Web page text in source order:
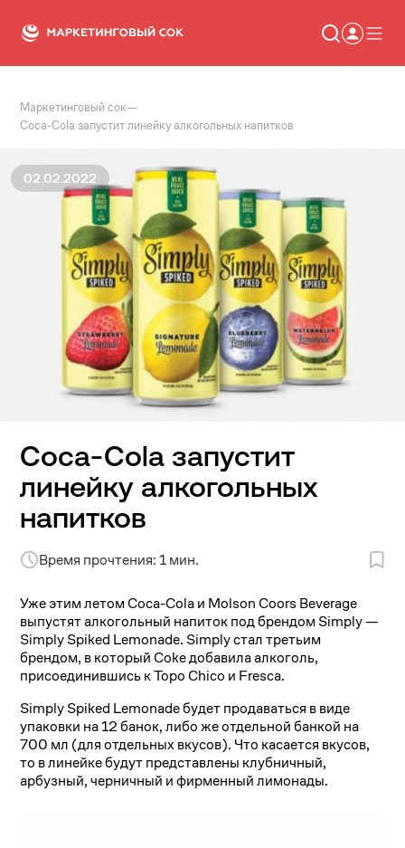
Статьи
Новости
Словарь
Консалтинг
Маркетинговый сок—
Coca-Cola запустит линейку алкогольных напитков
02.02.2022
Coca-Cola запустит
линейку алкогольных
напитков
Время прочтения: 1 мин.
Уже этим летом Coca-Cola и Molson Coors Beverage
выпустят алкогольный напиток под брендом Simply —
Simply Spiked Lemonade. Simply стал третьим
брендом, в который Coke добавила алкоголь,
присоединившись к Topo Chico и Fresca.
Simply Spiked Lemonade будет продаваться в виде
упаковки на 12 банок, либо же отдельной банкой на
700 мл (для отдельных вкусов). Что касается вкусов,
то в линейке будут представлены клубничный,
арбузный, черничный и фирменный лимонады.